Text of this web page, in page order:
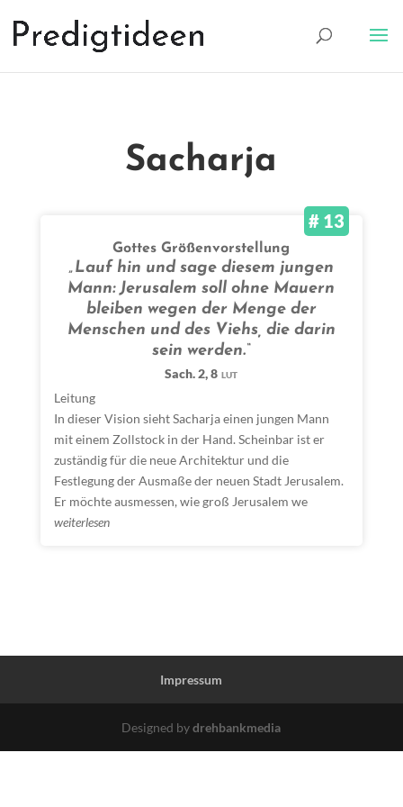
Sacharja
# 13
Gottes Größenvorstellung
„Lauf hin und sage diesem jungen
Mann: Jerusalem soll ohne Mauern
bleiben wegen der Menge der
Menschen und des Viehs, die darin
sein werden.“
Sach. 2, 8 LUT
Leitung
In dieser Vision sieht Sacharja einen jungen Mann
mit einem Zollstock in der Hand. Scheinbar ist er
zuständig für die neue Architektur und die
Festlegung der Ausmaße der neuen Stadt Jerusalem.
Er möchte ausmessen, wie groß Jerusalem we
weiterlesen
Impressum
Designed bydrehbankmedia